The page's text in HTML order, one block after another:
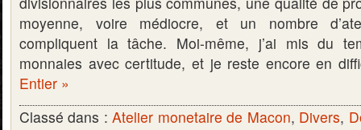
moyenne, voire médiocre, et un nombre
compliquent la tâche. Moi-même, j’ai mis du
monnaies avec certitude, et je reste encore en
Entier »
Classé dans :Atelier monetaire de Macon, Divers,